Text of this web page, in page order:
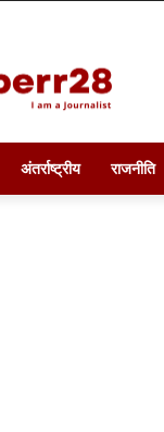
अंतर्राष्ट्रीय राजनीति